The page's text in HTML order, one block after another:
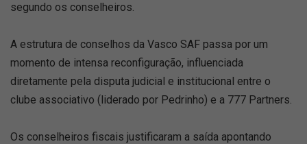
segundo os conselheiros.
A estrutura de conselhos da Vasco SAF passa por um
momento de intensa reconfiguração, influenciada
diretamente pela disputa judicial e institucional entre o
clube associativo (liderado por Pedrinho) e a 777 Partners.
Os conselheiros fiscais justificaram a saída apontando